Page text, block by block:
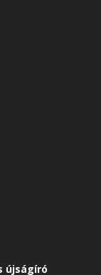
újságíró